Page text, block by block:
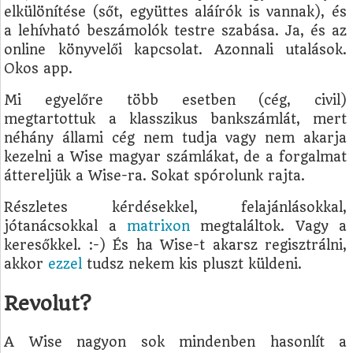
elkülönítése (sőt, együttes aláírók is vannak), és
a lehívható beszámolók testre szabása. Ja, és az
online könyvelői kapcsolat. Azonnali utalások.
Okos app.
Mi egyelőre több esetben (cég, civil)
megtartottuk a klasszikus bankszámlát, mert
néhány állami cég nem tudja vagy nem akarja
kezelni a Wise magyar számlákat, de a forgalmat
áttereljük a Wise-ra. Sokat spórolunk rajta.
Részletes kérdésekkel, felajánlásokkal,
jótanácsokkal amatrixon megtaláltok. Vagy a
keresőkkel. :-) És ha Wise-t akarsz regisztrálni,
akkor ezzel tudsz nekem kis pluszt küldeni.
Revolut?
A Wise nagyon sok mindenben hasonlít a